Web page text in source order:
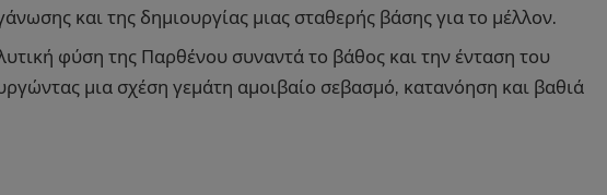
και της δημιουργίας μιας σταθερής βάσης για το μέλλον.
φύση της Παρθένου συναντά το βάθος και την ένταση του
μια σχέση γεμάτη αμοιβαίο σεβασμό, κατανόηση και βαθιά